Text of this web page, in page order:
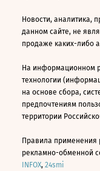
Новости, аналитика,
данном сайте, не
продаже каких-либо
На информационном
технологии
на основе сбора,
предпочтениям
территории
Правила применения
рекламно-обменной
INFOX, 24smi